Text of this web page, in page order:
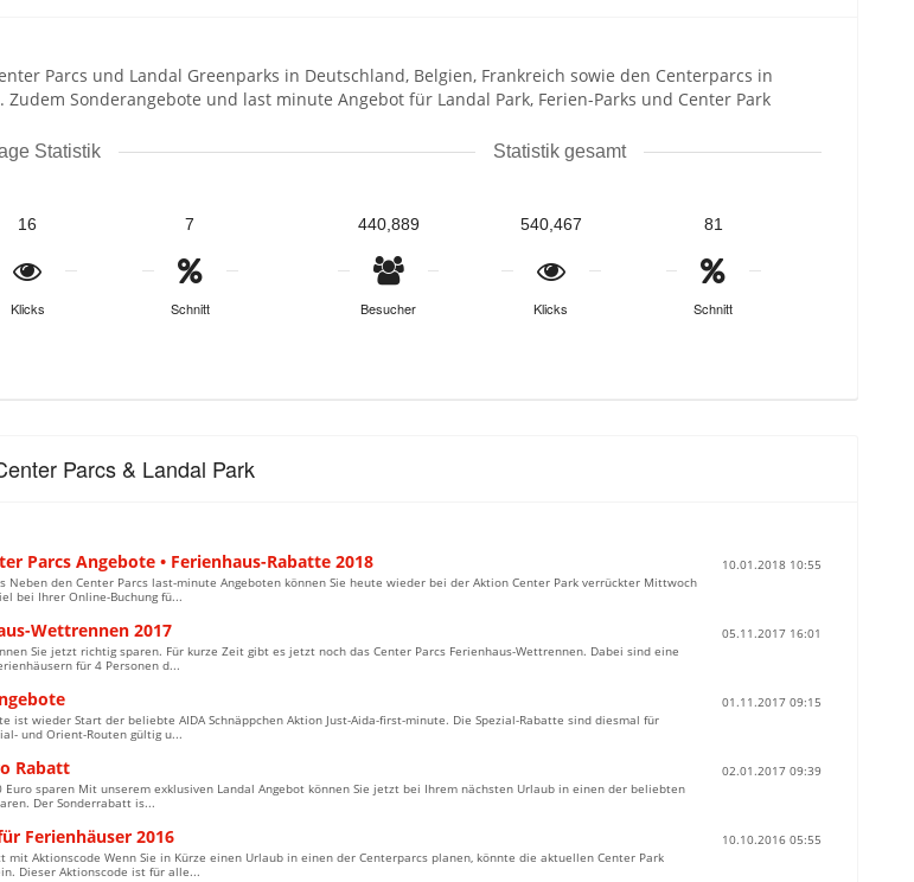
Parcs und Landal Greenparks in Deutschland, Belgien, Frankreich sowie den Centerparcs in
Sonderangebote und last minute Angebot für Landal Park, Ferien-Parks und Center Park
Statistik
16
Klicks
7
Schnitt
Statistik gesamt
440,889
Besucher
540,467
Klicks
81
Schnitt
Parcs & Landal Park
Parcs Angebote • Ferienhaus-Rabatte 2018
10.01.2018 10:55
Neben den Center Parcs last-minute Angeboten können Sie heute wieder bei der Aktion Center Park verrückter Mittwoch
bei Ihrer Online-Buchung fü...
Wettrennen 2017
05.11.2017 16:01
Sie jetzt richtig sparen. Für kurze Zeit gibt es jetzt noch das Center Parcs Ferienhaus-Wettrennen. Dabei sind eine
für 4 Personen d...
01.11.2017 09:15
ist wieder Start der beliebte AIDA Schnäppchen Aktion Just-Aida-first-minute. Die Spezial-Rabatte sind diesmal für
und Orient-Routen gültig u...
Rabatt
02.01.2017 09:39
Euro sparen Mit unserem exklusiven Landal Angebot können Sie jetzt bei Ihrem nächsten Urlaub in einen der beliebten
Der Sonderrabatt is...
Ferienhäuser 2016
10.10.2016 05:55
mit Aktionscode Wenn Sie in Kürze einen Urlaub in einen der Centerparcs planen, könnte die aktuellen Center Park
Dieser Aktionscode ist für alle...